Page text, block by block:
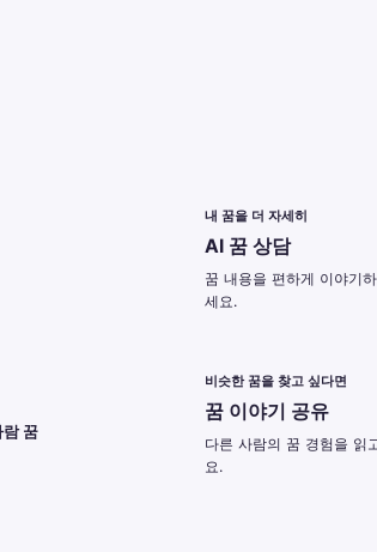
람 꿈
내 꿈을 더 자세히
AI 꿈 상담
꿈 내용을 편하게 이야기
세요.
비슷한 꿈을 찾고 싶다면
꿈 이야기 공유
다른 사람의 꿈 경험을 읽
요.